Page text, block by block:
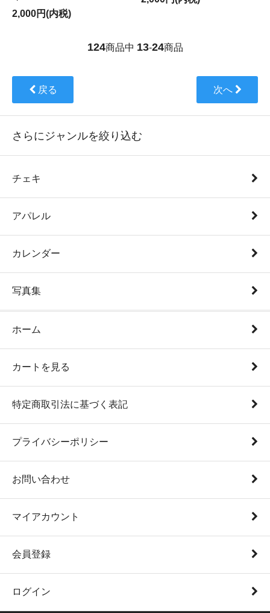
2,000円(内税)
124商品中 13-24商品
戻る 次へ
さらにジャンルを絞り込む
チェキ
アパレル
カレンダー
写真集
ホーム
カートを見る
特定商取引法に基づく表記
プライバシーポリシー
お問い合わせ
マイアカウント
会員登録
ログイン